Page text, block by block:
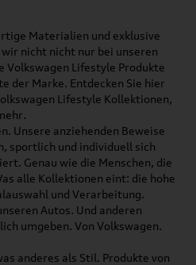
Materialien und exklusive
nicht nicht nur bei unseren
Volkswagen Lifestyle Produkte
der Marke. Entdecken Sie hier
Lifestyle Kollektionen,
Unsere anziehenden Beweise
sportlich und individuell sich
Genau wie die Menschen, die
alle Kollektionen eint: die hohe
und Verarbeitung.
Autos. Und anderen
umgeben. Von Volkswagen.
anderes als Stil. Produkte von